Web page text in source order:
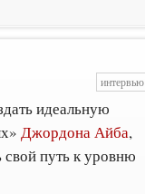
интервью
идеальную
Джордона Айба,
путь к уровню